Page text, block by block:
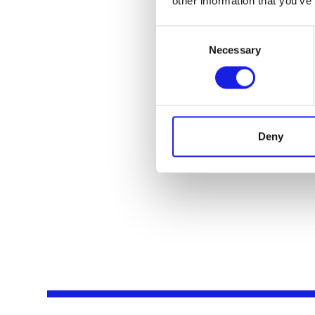
Necessary
Deny